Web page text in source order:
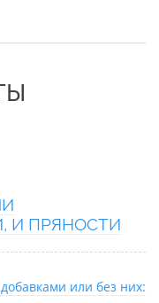
И ПРЯНОСТИ
или без них: